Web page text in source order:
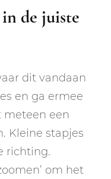
de juiste
dit vandaan
en ga ermee
meteen een
Kleine stapjes
richting.
om het